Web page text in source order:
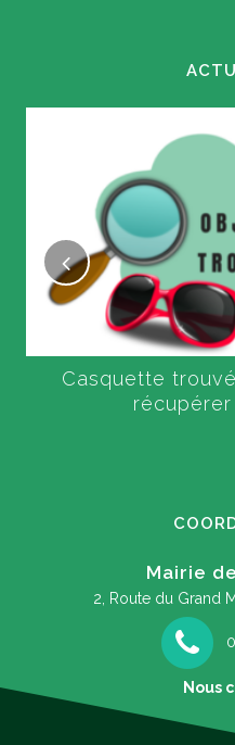
Casquette
récupérer
Mairie
2, Route du Grand
Nous